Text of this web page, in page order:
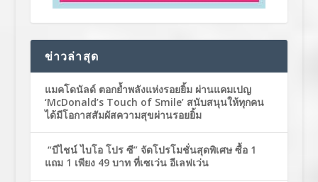
ข่าวล่าสุด
แมคโดนัลด์ ตอกย้ำพลังแห่งรอยยิ้ม ผ่านแคมเปญ
‘McDonald’s Touch of Smile’ สนับสนุนให้ทุกคน
ได้มีโอกาสสัมผัสความสุขผ่านรอยยิ้ม
“บีไชน์ ไบโอ โปร ซี” จัดโปรโมชั่นสุดพิเศษ ซื้อ 1
แถม 1 เพียง 49 บาท ที่เซเว่น อีเลฟเว่น